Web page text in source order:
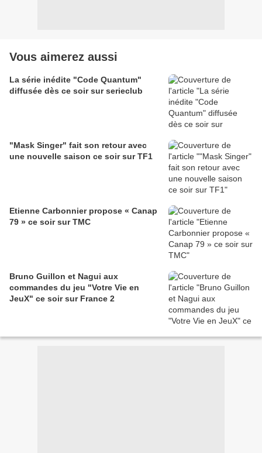
Vous aimerez aussi
La série inédite "Code Quantum"
diffusée dès ce soir sur serieclub
"Mask Singer" fait son retour avec
une nouvelle saison ce soir sur TF1
Etienne Carbonnier propose « Canap
79 » ce soir sur TMC
Bruno Guillon et Nagui aux
commandes du jeu "Votre Vie en
JeuX" ce soir sur France 2